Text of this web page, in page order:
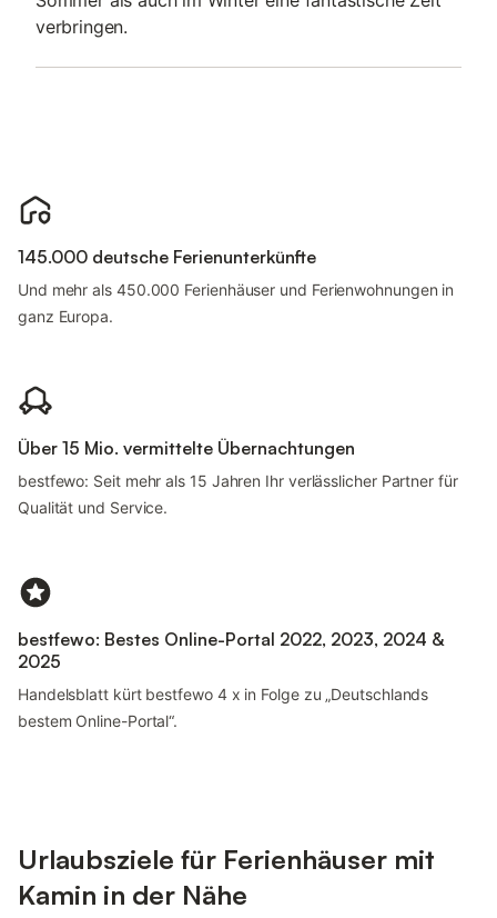
verbringen.
145.000 deutsche Ferienunterkünfte
Und mehr als 450.000 Ferienhäuser und Ferienwohnungen in
ganz Europa.
Über 15 Mio. vermittelte Übernachtungen
bestfewo: Seit mehr als 15 Jahren Ihr verlässlicher Partner für
Qualität und Service.
bestfewo: Bestes Online-Portal 2022, 2023, 2024 &
2025
Handelsblatt kürt bestfewo 4 x in Folge zu „Deutschlands
bestem Online-Portal“.
Urlaubsziele für Ferienhäuser mit
Kamin in der Nähe